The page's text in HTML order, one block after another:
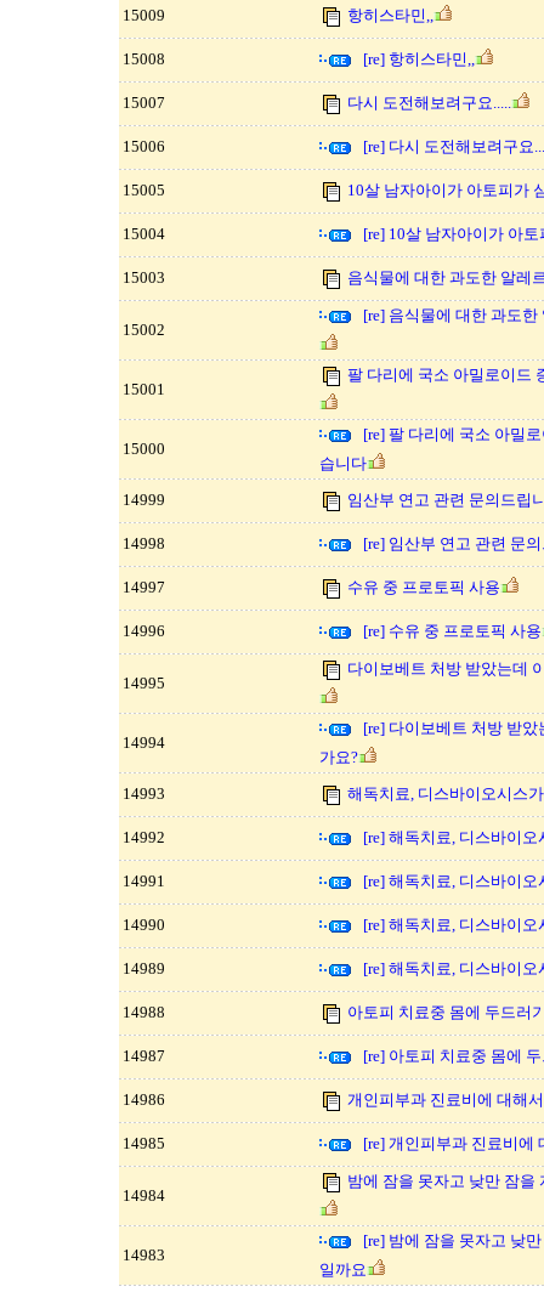
15009 항히스타민,,
15008 [re] 항히스타민,,
15007 다시 도전해보려구요.....
15006 [re] 다시 도전해보려구요
15005 10살 남자아이가 아토피가
15004 [re] 10살 남자아이가 아
15003 음식물에 대한 과도한 알레
15002
[re] 음식물에 대한 과도
15001
팔 다리에 국소 아밀로이드
15000
[re] 팔 다리에 국소 아밀
습니다
14999
임산부 연고 관련 문의드립
14998 [re] 임산부 연고 관련 문
14997 수유 중 프로토픽 사용
14996 [re] 수유 중 프로토픽 사용
14995
다이보베트 처방 받았는데
14994
[re] 다이보베트 처방 받
가요?
14993
해독치료, 디스바이오시스
14992 [re] 해독치료, 디스바이오
14991 [re] 해독치료, 디스바이오
14990 [re] 해독치료, 디스바이오
14989 [re] 해독치료, 디스바이오
14988 아토피 치료중 몸에 두드러
14987 [re] 아토피 치료중 몸에
14986 개인피부과 진료비에 대해
14985 [re] 개인피부과 진료비에
14984
밤에 잠을 못자고 낮만 잠을
14983
[re] 밤에 잠을 못자고 낮
일까요